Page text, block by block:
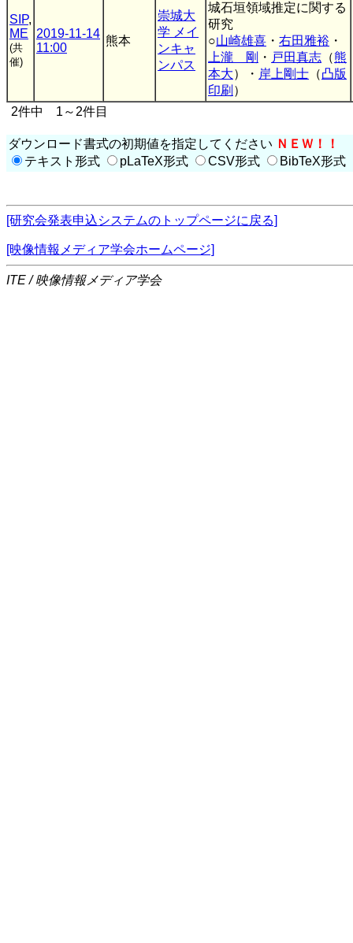
SIP,
ME
(共
催)
2019-11-14
11:00
熊本
崇城大
学 メイ
ンキャ
ンパス
城石垣領域推定に関する
研究
○山崎雄喜 ・ 右田雅裕 ・
上瀧 剛 ・ 戸田真志 （熊
本大）・ 岸上剛士 （凸版
印刷 ）
2件中 1～2件目
ダウンロード書式の初期値を指定してください ＮＥＷ！！
テキスト形式
pLaTeX形式 CSV形式 BibTeX形式
[研究会発表申込システムのトップページに戻る]
[映像情報メディア学会ホームページ]
ITE / 映像情報メディア学会